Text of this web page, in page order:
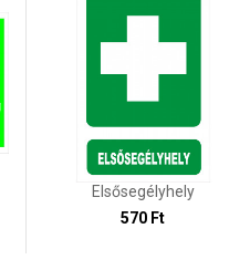
Elsősegélyhely
570 Ft